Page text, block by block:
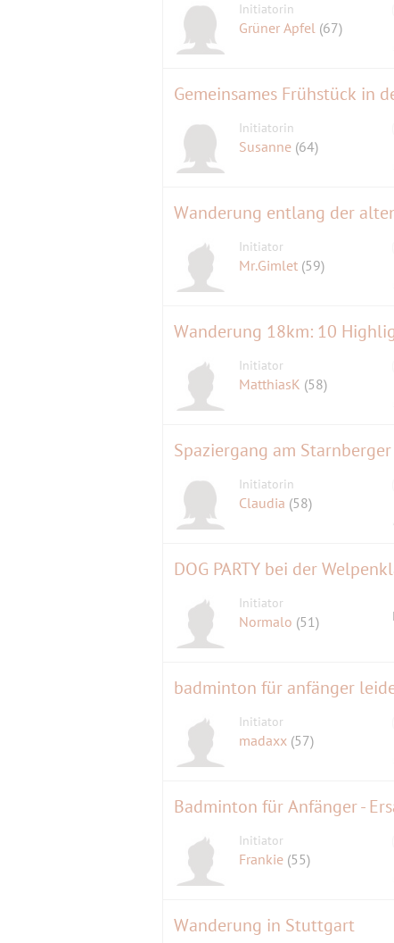
Initiatorin
Grüner Apfel (67)
Gemeinsames Frühstück in
Initiatorin
Susanne (64)
Wanderung entlang der
Initiator
Mr.Gimlet (59)
Wanderung 18km: 10
Initiator
MatthiasK (58)
Spaziergang am
Initiatorin
Claudia (58)
DOG PARTY bei der
Initiator
Normalo (51)
badminton für anfänger
Initiator
madaxx (57)
Badminton für Anfänger -
Initiator
Frankie (55)
Wanderung in Stuttgart